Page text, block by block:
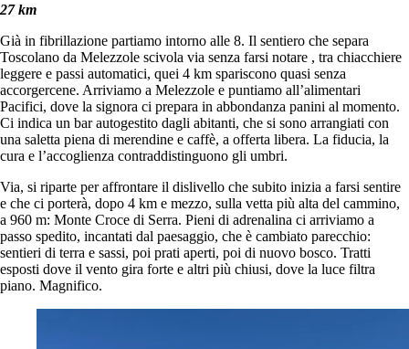
27 km
Già in fibrillazione partiamo intorno alle 8. Il sentiero che separa
Toscolano da Melezzole scivola via senza farsi notare , tra chiacchiere
leggere e passi automatici, quei 4 km spariscono quasi senza
accorgercene. Arriviamo a Melezzole e puntiamo all’alimentari
Pacifici, dove la signora ci prepara in abbondanza panini al momento.
Ci indica un bar autogestito dagli abitanti, che si sono arrangiati con
una saletta piena di merendine e caffè, a offerta libera. La fiducia, la
cura e l’accoglienza contraddistinguono gli umbri.
Via, si riparte per affrontare il dislivello che subito inizia a farsi sentire
e che ci porterà, dopo 4 km e mezzo, sulla vetta più alta del cammino,
a 960 m: Monte Croce di Serra. Pieni di adrenalina ci arriviamo a
passo spedito, incantati dal paesaggio, che è cambiato parecchio:
sentieri di terra e sassi, poi prati aperti, poi di nuovo bosco. Tratti
esposti dove il vento gira forte e altri più chiusi, dove la luce filtra
piano. Magnifico.